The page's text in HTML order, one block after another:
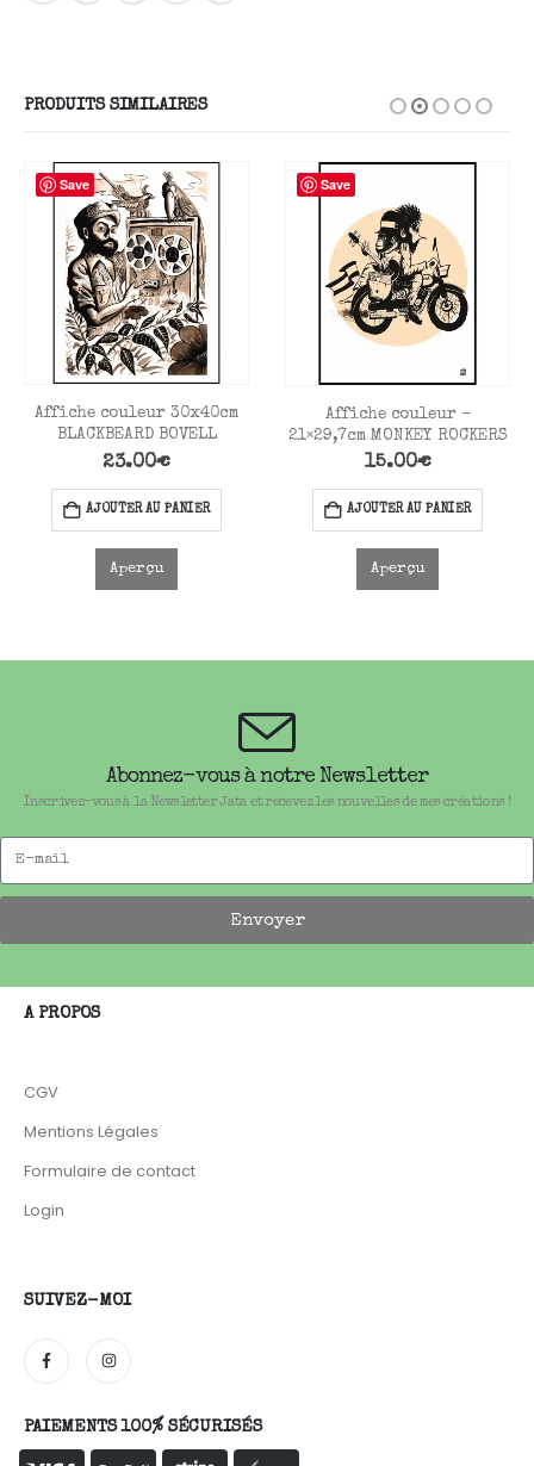
PRODUITS SIMILAIRES
Save
Affiche couleur 30x40cm
BLACKBEARD BOVELL
23.00€
AJOUTER AU PANIER
Aperçu
Save
Affiche couleur –
21×29,7cm MONKEY ROCKERS
15.00€
AJOUTER AU PANIER
Aperçu
Abonnez-vous à notre Newsletter
Inscrivez-vous à la Newsletter Jata et recevez les nouvelles de mes créations !
Envoyer
A PROPOS
CGV
Mentions Légales
Formulaire de contact
Login
SUIVEZ-MOI
PAIEMENTS 100% SÉCURISÉS